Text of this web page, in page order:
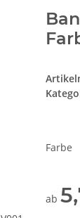
Farbe
ab